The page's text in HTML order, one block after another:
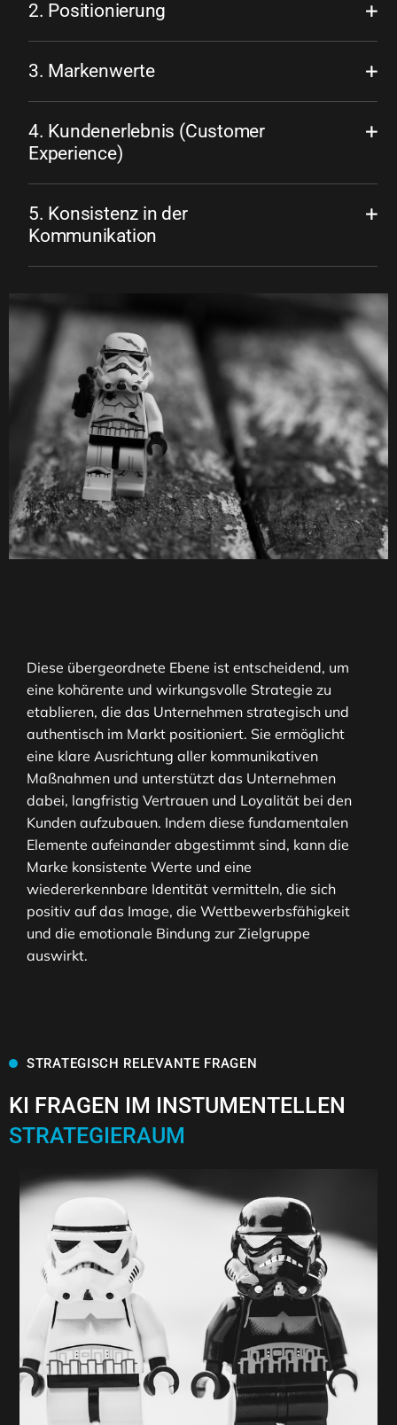
2. Positionierung
3. Markenwerte
4. Kundenerlebnis (Customer
Experience)
5. Konsistenz in der
Kommunikation
Diese übergeordnete Ebene ist entscheidend, um
eine kohärente und wirkungsvolle Strategie zu
etablieren, die das Unternehmen strategisch und
authentisch im Markt positioniert. Sie ermöglicht
eine klare Ausrichtung aller kommunikativen
Maßnahmen und unterstützt das Unternehmen
dabei, langfristig Vertrauen und Loyalität bei den
Kunden aufzubauen. Indem diese fundamentalen
Elemente aufeinander abgestimmt sind, kann die
Marke konsistente Werte und eine
wiedererkennbare Identität vermitteln, die sich
positiv auf das Image, die Wettbewerbsfähigkeit
und die emotionale Bindung zur Zielgruppe
auswirkt.
STRATEGISCH RELEVANTE FRAGEN
KI FRAGEN IM INSTUMENTELLEN
STRATEGIERAUM